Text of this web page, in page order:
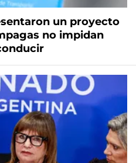
un proyecto
no impidan